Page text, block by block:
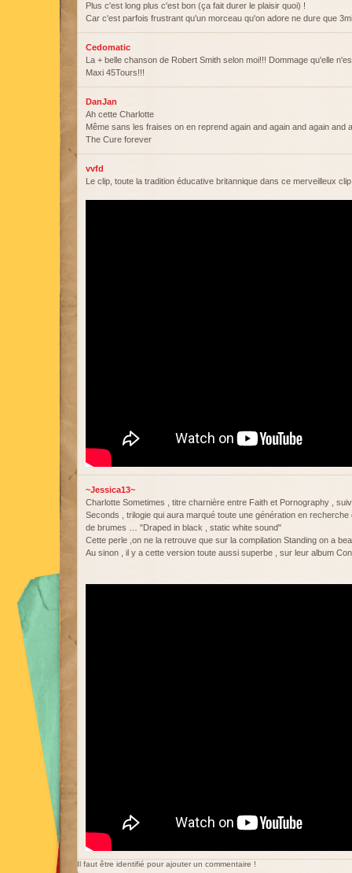
Plus c'est long plus c'est bon (ça fait durer le plaisir quoi) !
Car c'est parfois frustrant qu'un morceau qu'on adore ne dure que
Cedomatic
La + belle chanson de Robert Smith selon moi!!! Dommage qu'elle
Maxi 45Tours!!!
DanJan
Ah cette Charlotte
Même sans les fraises on en reprend again and again and again and
The Cure forever
vvfd
Le clip, toute la tradition éducative britannique dans ce merveilleux
~Jessica13~
Charlotte Sometimes , titre charnière entre Faith et Pornography ,
Seconds , trilogie qui aura marqué toute une génération en
de brumes … "Draped in black , static white sound"
Cette perle ,on ne la retrouve que sur la compilation Standing on a
Au sinon , il y a cette version toute aussi superbe , sur leur album
Il faut être identifié pour ajouter un commentaire !